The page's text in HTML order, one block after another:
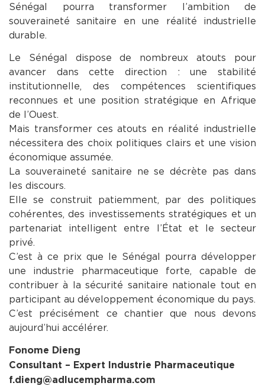
Sénégal pourra transformer l’ambition de
souveraineté sanitaire en une réalité industrielle
durable.
Le Sénégal dispose de nombreux atouts pour
avancer dans cette direction : une stabilité
institutionnelle, des compétences scientifiques
reconnues et une position stratégique en Afrique
de l’Ouest.
Mais transformer ces atouts en réalité industrielle
nécessitera des choix politiques clairs et une vision
économique assumée.
La souveraineté sanitaire ne se décrète pas dans
les discours.
Elle se construit patiemment, par des politiques
cohérentes, des investissements stratégiques et un
partenariat intelligent entre l’État et le secteur
privé.
C’est à ce prix que le Sénégal pourra développer
une industrie pharmaceutique forte, capable de
contribuer à la sécurité sanitaire nationale tout en
participant au développement économique du pays.
C’est précisément ce chantier que nous devons
aujourd’hui accélérer.
Fonome Dieng
Consultant – Expert Industrie Pharmaceutique
f.dieng@adlucempharma.com